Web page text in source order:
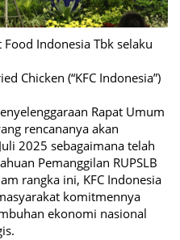
Food Indonesia Tbk selaku
Chicken (“KFC Indonesia”)
Rapat Umum
rencananya akan
2025 sebagaimana telah
Pemanggilan RUPSLB
rangka ini, KFC Indonesia
komitmennya
ekonomi nasional